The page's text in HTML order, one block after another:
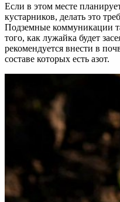
Если в этом месте
кустарников, делать это
Подземные коммуникации
того, как лужайка будет
рекомендуется внести в
составе которых есть азот.